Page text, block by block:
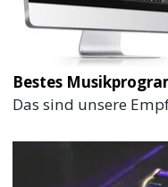
Bestes
Das sind unsere